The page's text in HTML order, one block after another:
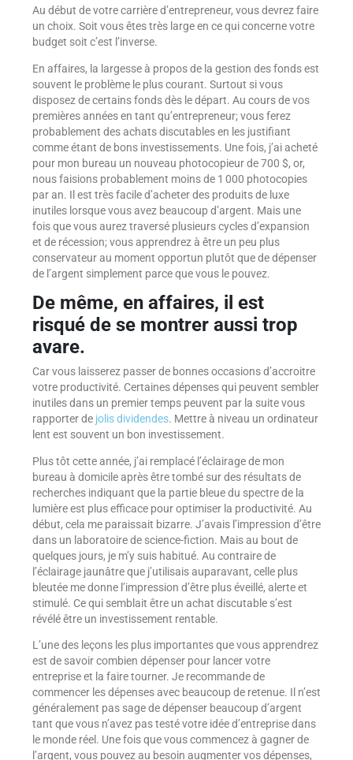
Au début de votre carrière d’entrepreneur, vous devrez faire
un choix. Soit vous êtes très large en ce qui concerne votre
budget soit c’est l’inverse.
En affaires, la largesse à propos de la gestion des fonds est
souvent le problème le plus courant. Surtout si vous
disposez de certains fonds dès le départ. Au cours de vos
premières années en tant qu’entrepreneur; vous ferez
probablement des achats discutables en les justifiant
comme étant de bons investissements. Une fois, j’ai acheté
pour mon bureau un nouveau photocopieur de 700 $, or,
nous faisions probablement moins de 1 000 photocopies
par an. Il est très facile d’acheter des produits de luxe
inutiles lorsque vous avez beaucoup d’argent. Mais une
fois que vous aurez traversé plusieurs cycles d’expansion
et de récession; vous apprendrez à être un peu plus
conservateur au moment opportun plutôt que de dépenser
de l’argent simplement parce que vous le pouvez.
De même, en affaires, il est
risqué de se montrer aussi trop
avare.
Car vous laisserez passer de bonnes occasions d’accroitre
votre productivité. Certaines dépenses qui peuvent sembler
inutiles dans un premier temps peuvent par la suite vous
rapporter de jolis dividendes. Mettre à niveau un ordinateur
lent est souvent un bon investissement.
Plus tôt cette année, j’ai remplacé l’éclairage de mon
bureau à domicile après être tombé sur des résultats de
recherches indiquant que la partie bleue du spectre de la
lumière est plus efficace pour optimiser la productivité. Au
début, cela me paraissait bizarre. J’avais l’impression d’être
dans un laboratoire de science-fiction. Mais au bout de
quelques jours, je m’y suis habitué. Au contraire de
l’éclairage jaunâtre que j’utilisais auparavant, celle plus
bleutée me donne l’impression d’être plus éveillé, alerte et
stimulé. Ce qui semblait être un achat discutable s’est
révélé être un investissement rentable.
L’une des leçons les plus importantes que vous apprendrez
est de savoir combien dépenser pour lancer votre
entreprise et la faire tourner. Je recommande de
commencer les dépenses avec beaucoup de retenue. Il n’est
généralement pas sage de dépenser beaucoup d’argent
tant que vous n’avez pas testé votre idée d’entreprise dans
le monde réel. Une fois que vous commencez à gagner de
l’argent, vous pouvez au besoin augmenter vos dépenses,